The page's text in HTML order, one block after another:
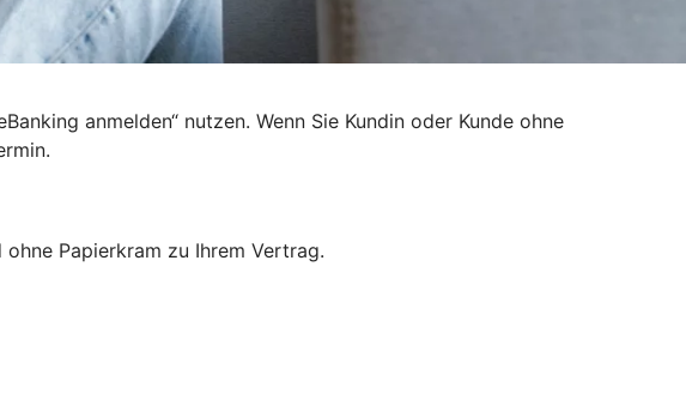
anmelden“ nutzen. Wenn Sie Kundin oder Kunde ohne
Papierkram zu Ihrem Vertrag.